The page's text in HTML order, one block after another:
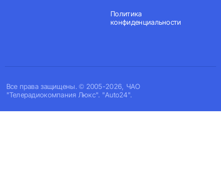
Все права защищены. © 2005-2026, ЧАО
"Телерадиокомпания Люкс". "Auto24".
Политика
конфиденциальности